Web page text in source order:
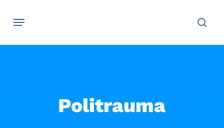
Navegación
Politrauma